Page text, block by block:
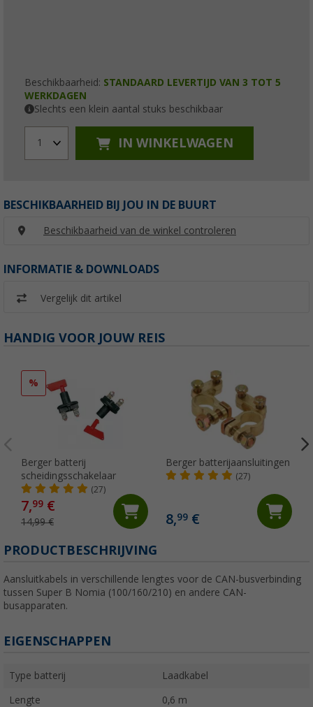
Beschikbaarheid: STANDAARD LEVERTIJD VAN 3 TOT 5
WERKDAGEN
Slechts een klein aantal stuks beschikbaar
1 IN WINKELWAGEN
BESCHIKBAARHEID BIJ JOU IN DE BUURT
Beschikbaarheid van de winkel controleren
INFORMATIE & DOWNLOADS
Vergelijk dit artikel
HANDIG VOOR JOUW REIS
%
Berger batterij
scheidingsschakelaar
(27)
7,99 €
14,99 €
Berger batterijaansluitingen
(27)
8,99€
PRODUCTBESCHRIJVING
Aansluitkabels in verschillende lengtes voor de CAN-busverbinding
tussen Super B Nomia (100/160/210) en andere CAN-
busapparaten.
EIGENSCHAPPEN
Type batterij Laadkabel
Lengte 0,6 m